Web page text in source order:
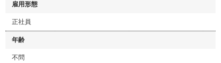
雇用形態
正社員
年齢
不問